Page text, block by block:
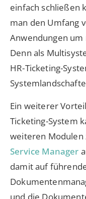
einfach schließen
man den Umfang
Anwendungen
Denn als
HR-Ticketing-
Ein weiterer
Ticketing-System
weiteren Modulen
Service Manager
damit auf
und die